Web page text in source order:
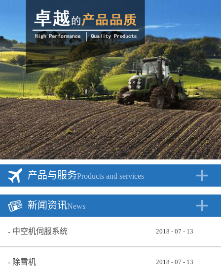
产品与服务Products and services
新闻资讯News
中空机伺服系统 2018 - 07 - 13
除雪机 2018 - 07 - 13